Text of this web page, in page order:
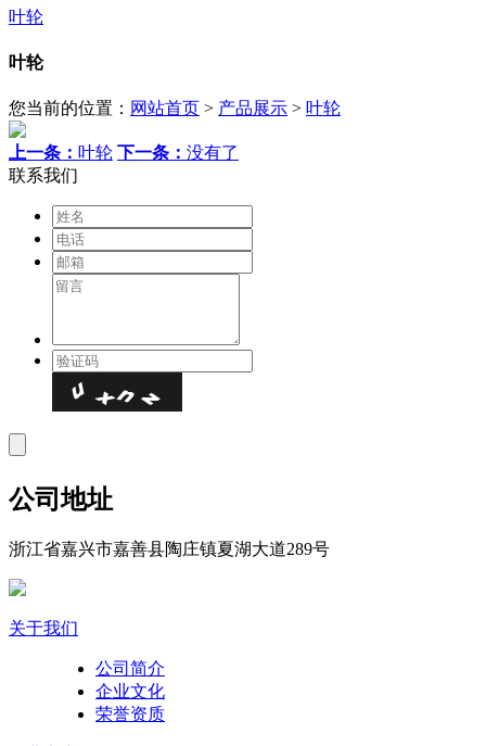
叶轮
叶轮
您当前的位置： 网站首页 > 产品展示 > 叶轮
上一条： 叶轮 下一条： 没有了
联系我们
公司地址
浙江省嘉兴市嘉善县陶庄镇夏湖大道289号
关于我们
公司简介
企业文化
荣誉资质